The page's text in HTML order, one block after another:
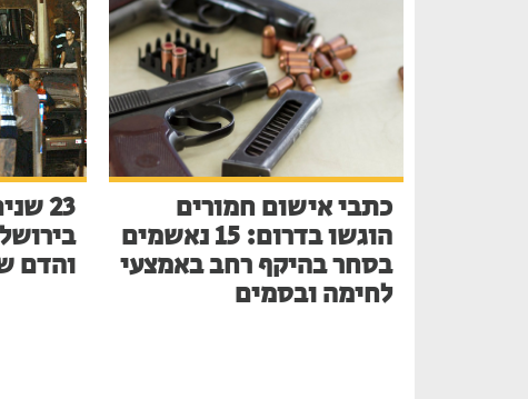
כתבי אישום חמורים
הוגשו בדרום: 15 נאשמים
בסחר בהיקף רחב באמצעי
לחימה ובסמים
והדם